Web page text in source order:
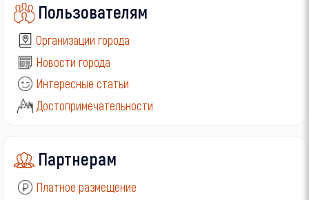
Пользователям
Организации города
Новости города
Интересные статьи
Достопримечательности
Партнерам
Платное размещение